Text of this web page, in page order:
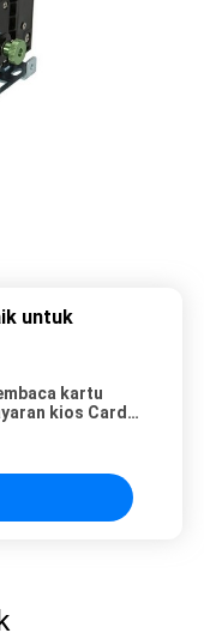
untuk
kartu
kios Card